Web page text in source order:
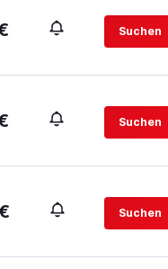
Suchen
Suchen
Suchen